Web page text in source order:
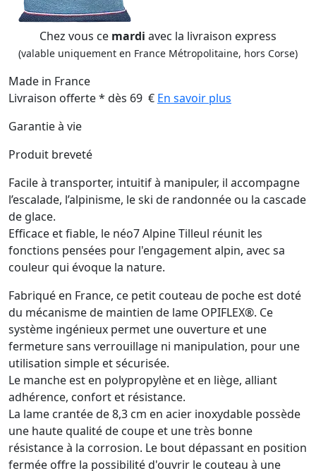
Chez vous ce mardi avec la livraison express
(valable uniquement en France Métropolitaine, hors Corse)
Made in France
Livraison offerte * dès 69 € En savoir plus
Garantie à vie
Produit breveté
Facile à transporter, intuitif à manipuler, il accompagne
l’escalade, l’alpinisme, le ski de randonnée ou la cascade
de glace.
Efficace et fiable, le néo7 Alpine Tilleul réunit les
fonctions pensées pour l'engagement alpin, avec sa
couleur qui évoque la nature.
Fabriqué en France, ce petit couteau de poche est doté
du mécanisme de maintien de lame OPIFLEX®. Ce
système ingénieux permet une ouverture et une
fermeture sans verrouillage ni manipulation, pour une
utilisation simple et sécurisée.
Le manche est en polypropylène et en liège, alliant
adhérence, confort et résistance.
La lame crantée de 8,3 cm en acier inoxydable possède
une haute qualité de coupe et une très bonne
résistance à la corrosion. Le bout dépassant en position
fermée offre la possibilité d'ouvrir le couteau à une